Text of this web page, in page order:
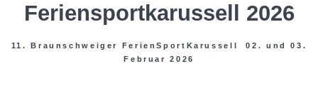
Feriensportkarussell 2026
11. Braunschweiger FerienSportKarussell 02. und 03.
Februar 2026